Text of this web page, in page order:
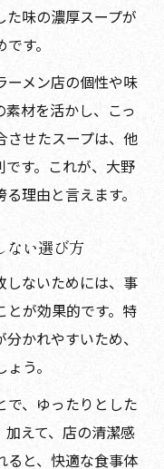
た味の濃厚スープが
す。
ーメン店の個性や味
材を活かし、こっ
させたスープは、他
す。これが、大野
理由と言えます。
ない選び方
しないためには、事
とが効果的です。特
かれやすいため、
う。
で、ゆったりとした
えて、店の清潔感
ると、快適な食事体